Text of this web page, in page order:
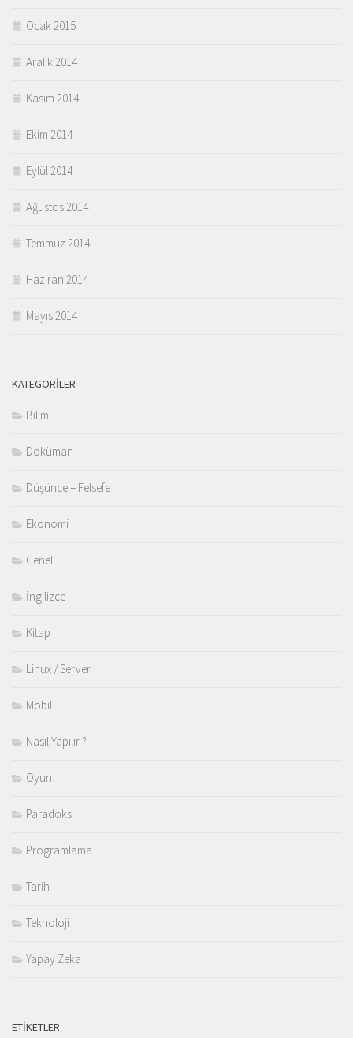
Ocak 2015
Aralık 2014
Kasım 2014
Ekim 2014
Eylül 2014
Ağustos 2014
Temmuz 2014
Haziran 2014
Mayıs 2014
KATEGORILER
Bilim
Doküman
Düşünce – Felsefe
Ekonomi
Genel
İngilizce
Kitap
Linux / Server
Mobil
Nasıl Yapılır ?
Oyun
Paradoks
Programlama
Tarih
Teknoloji
Yapay Zeka
ETIKETLER